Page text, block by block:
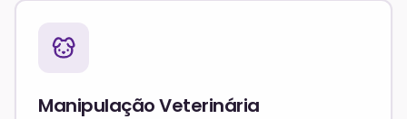
Manipulação Veterinária